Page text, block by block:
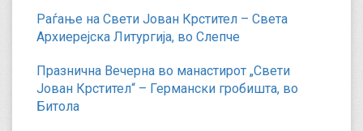
Раѓање на Свети Јован Крстител – Света
Архиерејска Литургија, во Слепче
Празнична Вечерна во манастирот „Свети
Јован Крстител“ – Германски гробишта, во
Битола